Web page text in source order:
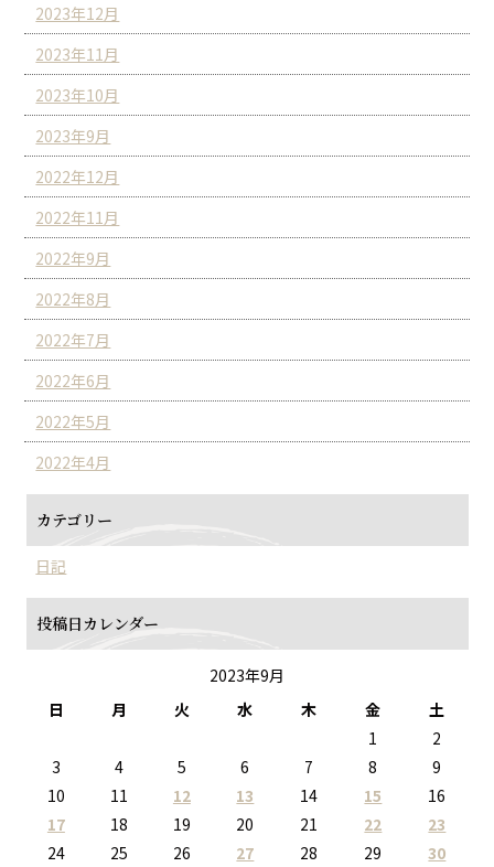
2023年12月
2023年11月
2023年10月
2023年9月
2022年12月
2022年11月
2022年9月
2022年8月
2022年7月
2022年6月
2022年5月
2022年4月
カテゴリー
日記
投稿日カレンダー
2023年9月
日
月 火 水 木 金
土
1
2
3
4 5 6 7 8
9
10
11 12 13 14 15
16
17
18 19 20 21 22
23
24
25 26 27 28 29 30